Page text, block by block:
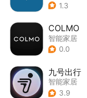
1.3
COLMO
智能家居
0.0
九号出行
智能家居
3.9